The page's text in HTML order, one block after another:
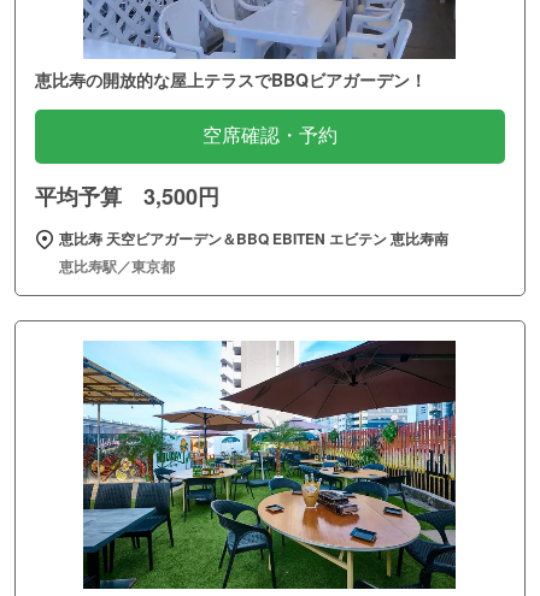
恵比寿の開放的な屋上テラスでBBQビアガーデン！
空席確認・予約
平均予算 3,500円
恵比寿 天空ビアガーデン＆BBQ EBITEN エビテン 恵比寿南
恵比寿駅／東京都